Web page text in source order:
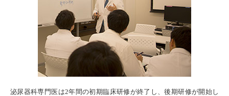
泌尿器科専門医は2年間の初期臨床研修が終了し、後期研修が開始し